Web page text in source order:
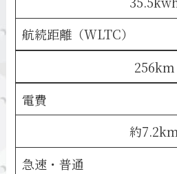
航続距離（WLTC）
256km
電費
約
急速・普通